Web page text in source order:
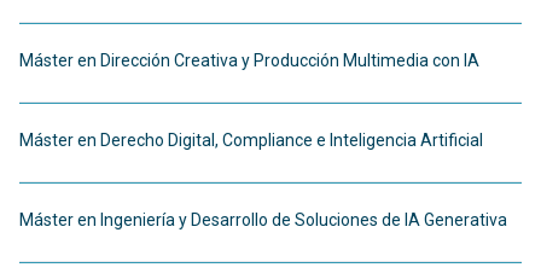
Máster en Dirección Creativa y Producción Multimedia con IA
Máster en Derecho Digital, Compliance e Inteligencia Artificial
Máster en Ingeniería y Desarrollo de Soluciones de IA Generativa